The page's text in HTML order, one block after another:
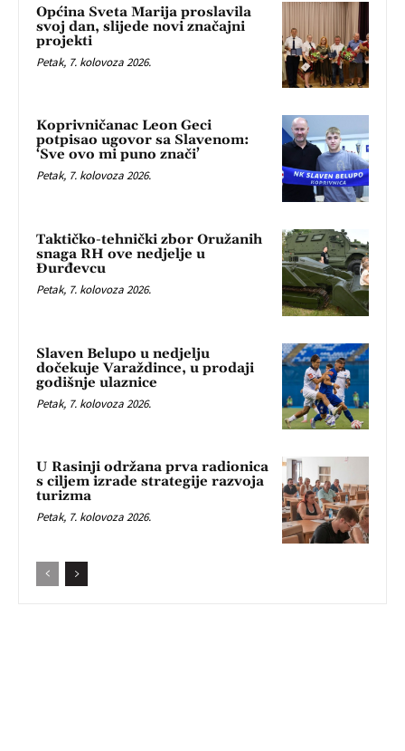
Općina Sveta Marija proslavila
svoj dan, slijede novi značajni
projekti
Petak, 7. kolovoza 2026.
Koprivničanac Leon Geci
potpisao ugovor sa Slavenom:
‘Sve ovo mi puno znači’
Petak, 7. kolovoza 2026.
Taktičko-tehnički zbor Oružanih
snaga RH ove nedjelje u
Đurđevcu
Petak, 7. kolovoza 2026.
Slaven Belupo u nedjelju
dočekuje Varaždince, u prodaji
godišnje ulaznice
Petak, 7. kolovoza 2026.
U Rasinji održana prva radionica
s ciljem izrade strategije razvoja
turizma
Petak, 7. kolovoza 2026.